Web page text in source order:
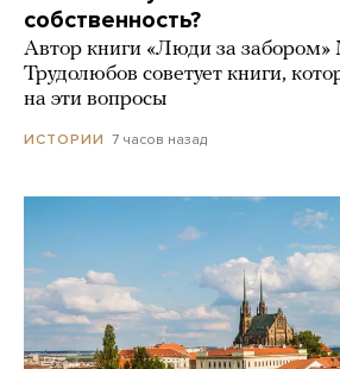
собственность?
Автор книги «Люди за
Трудолюбов советует книги,
на эти вопросы
ИСТОРИИ 7 часов назад